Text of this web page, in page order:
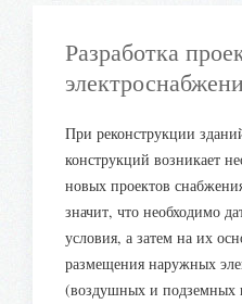
Разработка
При реконструкции
конструкций возникает
новых проектов
значит, что необходимо
условия, а затем на их
размещения наружных
(воздушных и подземных